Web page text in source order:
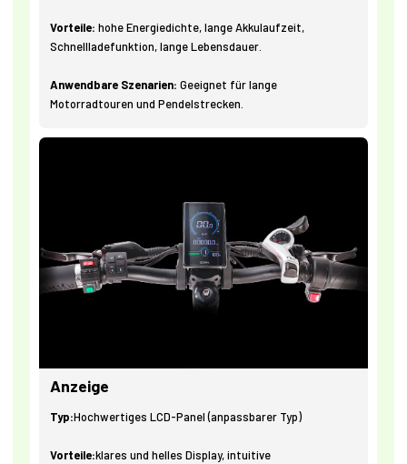
Vorteile: hohe Energiedichte, lange Akkulaufzeit,
Schnellladefunktion, lange Lebensdauer.
Anwendbare Szenarien: Geeignet für lange
Motorradtouren und Pendelstrecken.
Anzeige
Typ:Hochwertiges LCD-Panel (anpassbarer Typ)
Vorteile:klares und helles Display, intuitive